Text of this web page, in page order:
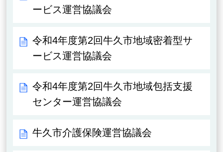
ービス運営協議会
令和4年度第2回牛久市地域密着型サ
ービス運営協議会
令和4年度第2回牛久市地域包括支援
センター運営協議会
牛久市介護保険運営協議会